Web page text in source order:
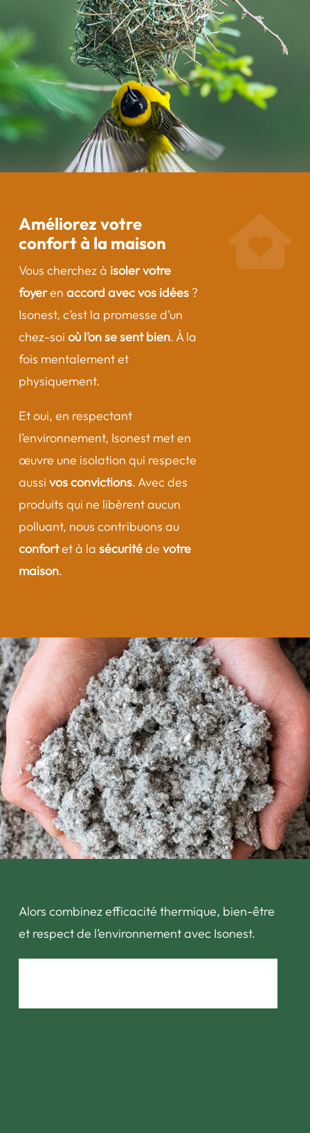
Améliorez votre
confort à la maison
Vous cherchez à isoler votre
foyeren accord avec vos idées?
Isonest, c’est la promesse d’un
chez-soi où l’on se sent bien. À la
fois mentalement et
physiquement.
Et oui, en respectant
l’environnement, Isonest met en
œuvre une isolation qui respecte
aussi vos convictions. Avec des
produits qui ne libèrent aucun
polluant, nous contribuons au
confortet à la sécuritéde votre
maison.
Alors combinez efficacité thermique, bien-être
et respect de l’environnement avec Isonest.